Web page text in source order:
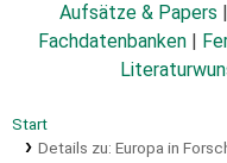
Aufsätze & Papers
Fachdatenbanken
Start
Details zu: Europa in